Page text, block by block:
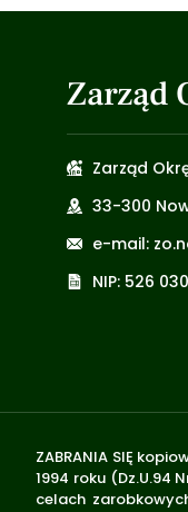
Zarząd
Zarząd
33-300
e-mail:
NIP: 526
ZABRANIA SIĘ
1994 roku (Dz.U.94
celach